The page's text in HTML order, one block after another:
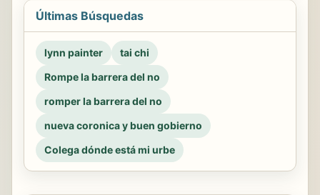
Últimas Búsquedas
lynn painter
tai chi
Rompe la barrera del no
romper la barrera del no
nueva coronica y buen gobierno
Colega dónde está mi urbe